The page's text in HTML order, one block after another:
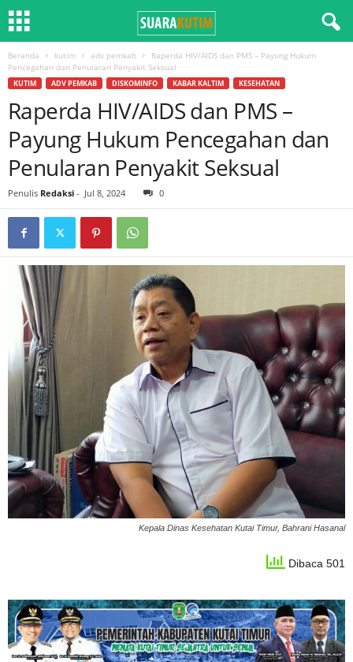
Beranda kutim adv pemkab
Raperda HIV/AIDS dan PMS – Payung Hukum
Pencegahan dan Penularan Penyakit Seksual
KUTIM ADV PEMKAB DISKOMINFO KABAR KALTIM KESEHATAN
Raperda HIV/AIDS dan PMS –
Payung Hukum Pencegahan dan
Penularan Penyakit Seksual
Penulis Redaksi - Jul 8, 2024 0
Kepala Dinas Kesehatan Kutai Timur, Bahrani Hasanal
Dibaca 501